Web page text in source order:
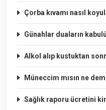
Çorba kıvamı nasıl
Günahlar duaların
Alkol alıp kustuktan
Müneccim mısın ne
Sağlık raporu ücretini